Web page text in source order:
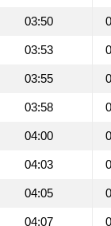
03:50
03:53
03:55
03:58
04:00
04:03
04:05
04:07